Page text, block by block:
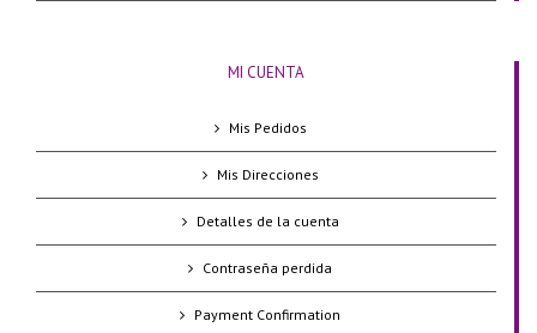
MI CUENTA
Mis Pedidos
Mis Direcciones
Detalles de la cuenta
Contraseña perdida
Payment Confirmation